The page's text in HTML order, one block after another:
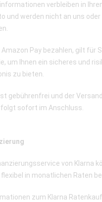
verbleiben in
und werden nicht an uns
Pay bezahlen, gilt für
um Ihnen ein sicheres und
zu bieten.
gebührenfrei und der
sofort im Anschluss.
von Klarna
flexibel in monatlichen Raten
zum Klarna Ratenkauf